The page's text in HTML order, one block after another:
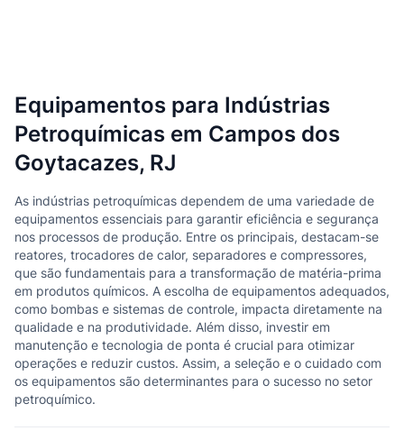
Equipamentos para Indústrias
Petroquímicas em Campos dos
Goytacazes, RJ
As indústrias petroquímicas dependem de uma variedade de
equipamentos essenciais para garantir eficiência e segurança
nos processos de produção. Entre os principais, destacam-se
reatores, trocadores de calor, separadores e compressores,
que são fundamentais para a transformação de matéria-prima
em produtos químicos. A escolha de equipamentos adequados,
como bombas e sistemas de controle, impacta diretamente na
qualidade e na produtividade. Além disso, investir em
manutenção e tecnologia de ponta é crucial para otimizar
operações e reduzir custos. Assim, a seleção e o cuidado com
os equipamentos são determinantes para o sucesso no setor
petroquímico.